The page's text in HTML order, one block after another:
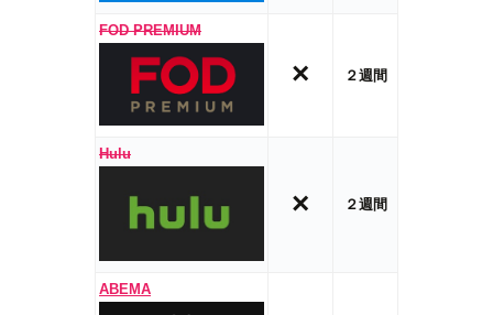
FOD PREMIUM
× ２週間
Hulu
× ２週間
ABEMA